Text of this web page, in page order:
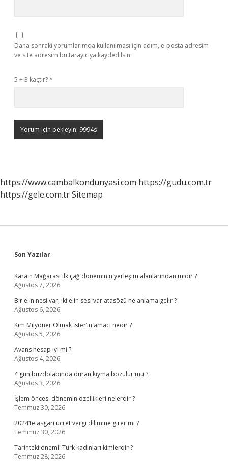
Daha sonraki yorumlarımda kullanılması için adım, e-posta adresim
ve site adresim bu tarayıcıya kaydedilsin.
5 + 3 kaçtır?*
https://www.cambalkondunyasi.com https://gudu.com.tr
https://gele.com.trSitemap
Sidebar
Son Yazılar
Karain Mağarası ilk çağ döneminin yerleşim alanlarından mıdır ?
Ağustos 7, 2026
Bir elin nesi var, iki elin sesi var atasözü ne anlama gelir ?
Ağustos 6, 2026
Kim Milyoner Olmak İster’in amacı nedir ?
Ağustos 5, 2026
Avans hesap iyi mi ?
Ağustos 4, 2026
4 gün buzdolabında duran kıyma bozulur mu ?
Ağustos 3, 2026
İşlem öncesi dönemin özellikleri nelerdir ?
Temmuz 30, 2026
2024’te asgari ücret vergi dilimine girer mi ?
Temmuz 30, 2026
Tarihteki önemli Türk kadınları kimlerdir ?
Temmuz 28, 2026